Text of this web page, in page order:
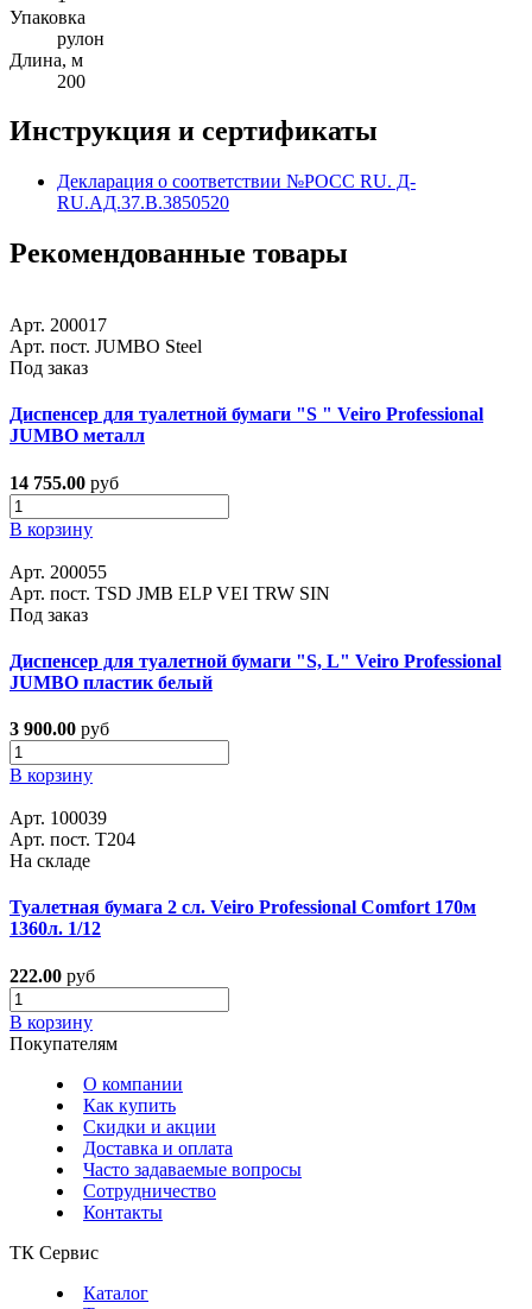
Упаковка
рулон
Длина, м
200
Инструкция и сертификаты
Декларация о соответствии №РОСС RU. Д-
RU.АД.37.В.3850520
Рекомендованные товары
Арт. 200017
Арт. пост. JUMBO Steel
Под заказ
Диспенсер для туалетной бумаги "S " Veiro Professional
JUMBO металл
14 755.00 руб
В корзину
Арт. 200055
Арт. пост. TSD JMB ELP VEI TRW SIN
Под заказ
Диспенсер для туалетной бумаги "S, L" Veiro Professional
JUMBO пластик белый
3 900.00 руб
В корзину
Арт. 100039
Арт. пост. Т204
На складе
Туалетная бумага 2 сл. Veiro Professional Comfort 170м
1360л. 1/12
222.00 руб
В корзину
Покупателям
О компании
Как купить
Скидки и акции
Доставка и оплата
Часто задаваемые вопросы
Сотрудничество
Контакты
ТК Сервис
Каталог